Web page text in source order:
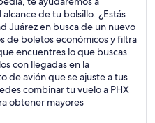
de tu bolsillo. ¿Estás
Juárez en busca de un nuevo
de boletos económicos y filtra
encuentres lo que buscas.
con llegadas en la
de avión que se ajuste a tus
combinar tu vuelo a PHX
obtener mayores